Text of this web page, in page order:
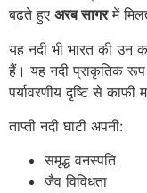
बढ़ते हुए अरब सागरमें
यह नदी भी भारत की उन
हैं। यह नदी प्राकृतिक रूप
पर्यावरणीय दृष्टि से काफी
ताप्ती नदी घाटी अपनी:
समृद्ध वनस्पति
जैव विविधता